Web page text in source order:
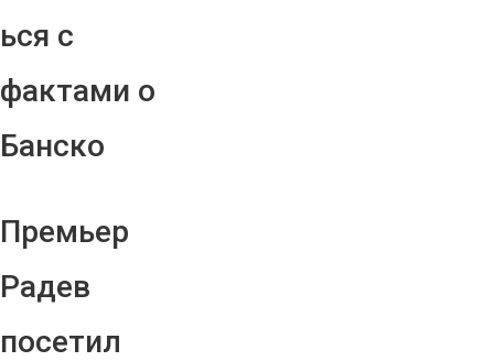
ься с
фактами о
Банско
Премьер
Радев
посетил